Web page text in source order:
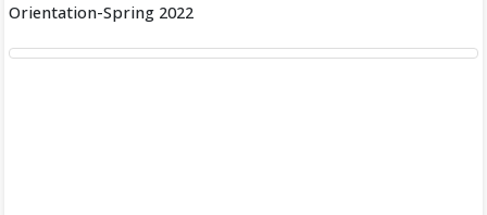
Orientation-Spring 2022